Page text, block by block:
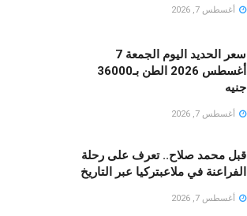
أغسطس 7, 2026
سعر الحديد اليوم الجمعة 7
أغسطس 2026 الطن بـ36000
جنيه
أغسطس 7, 2026
قبل محمد صلاح.. تعرف على رحلة
الفراعنة في ملاعبتركيا عبر التاريخ
أغسطس 7, 2026